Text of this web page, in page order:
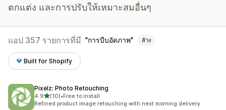
ตกแต่ง และการปรับให้เหมาะสมอื่นๆ
แอป 357 รายการที่มี การบีบอัดภาพ ล้าง
Built for Shopify
Pixelz: Photo Retouching
4.9เต็ม 5 ดาว
(10)
ทั้งหมด 10 รีวิว
•Free to install
Refined product image retouching with next morning delivery.